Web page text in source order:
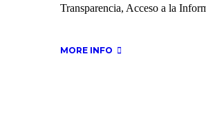
Transparencia, Acceso a la
MORE INFO